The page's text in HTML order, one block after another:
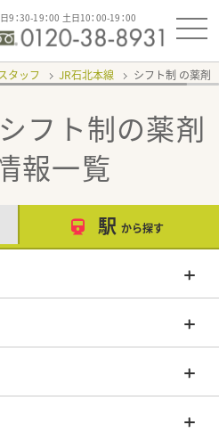
9：30-19：00 土日10：00-19：00
タッフ JR石北本線 シフト制
フト制の薬剤
報一覧
駅 から探す